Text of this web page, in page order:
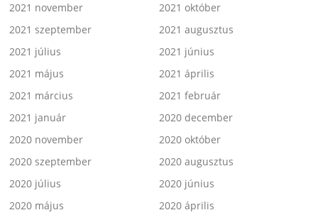
2021 november
2021 október
2021 szeptember
2021 augusztus
2021 július
2021 június
2021 május
2021 április
2021 március
2021 február
2021 január
2020 december
2020 november
2020 október
2020 szeptember
2020 augusztus
2020 július
2020 június
2020 május
2020 április